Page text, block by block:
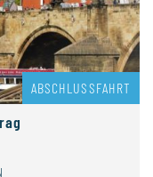
ABSCHLUSSFAHRT